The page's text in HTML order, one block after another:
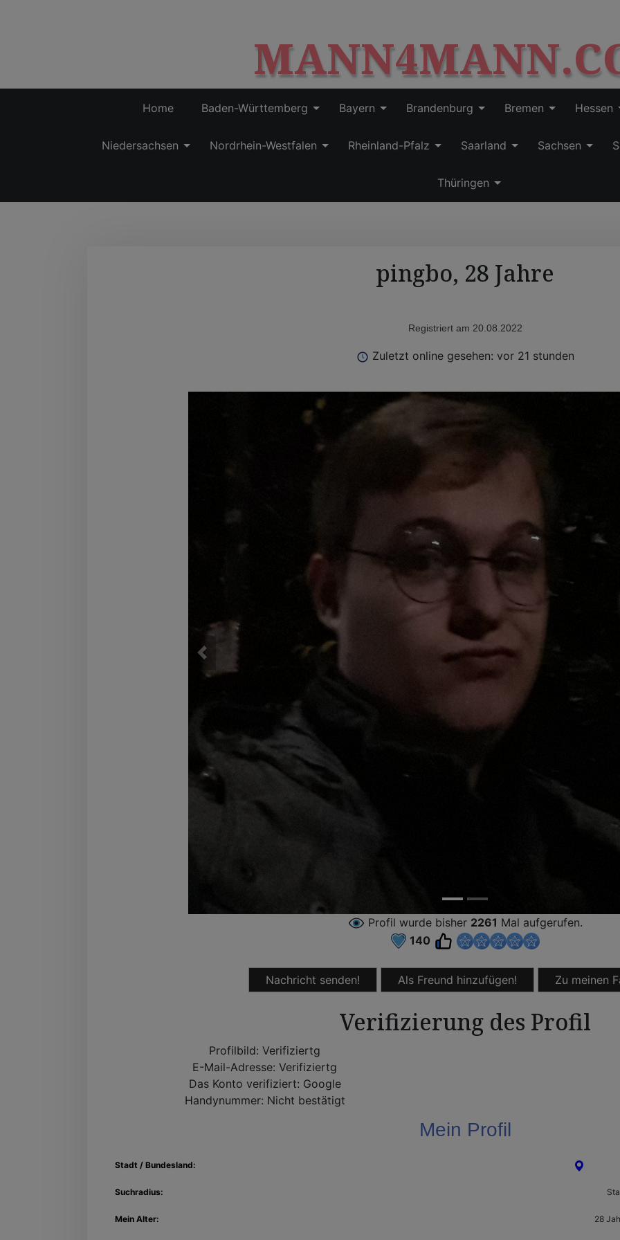
p
t
o
c
n
n
Home Baden-Württemberg Bayern Brandenburg Bremen Hessen
Niedersachsen Nordrhein-Westfalen Rheinland-Pfalz Saarland Sachsen
Thüringen
pingbo, 28 Jahre
Registriert am 20.08.2022
Zuletzt online gesehen: vor 21 stunden
Profil wurde bisher 2261 Mal aufgerufen.
140
Nachricht senden! Als Freund hinzufügen! Zu meinen
Verifizierung des Profil
Profilbild: Verifiziertg
E-Mail-Adresse: Verifiziertg
Das Konto verifiziert: Google
Handynummer: Nicht bestätigt
Mein Profil
Stadt / Bundesland:
Suchradius:
Mein Alter: 28